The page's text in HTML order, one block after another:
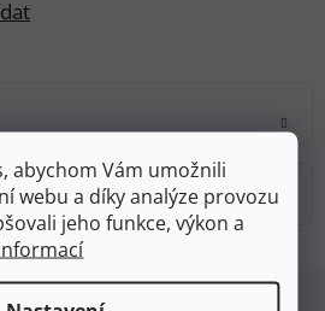
abychom Vám umožnili
webu a díky analýze provozu
jeho funkce, výkon a